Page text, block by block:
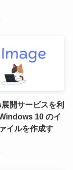
開サービスを利
10 のイ
イルを作成す